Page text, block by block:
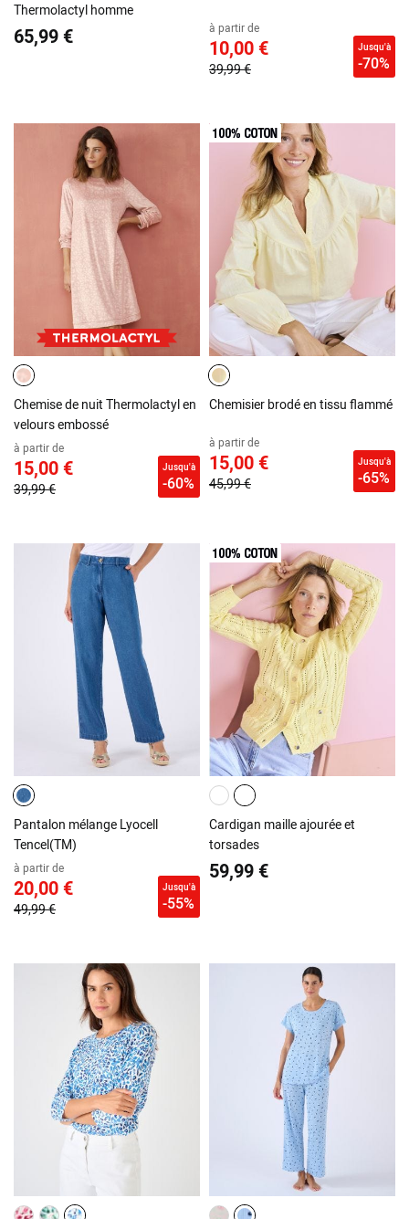
Thermolactyl homme
65,99 € à partir de
10,00 €
39,99 €
Jusqu'à
-70%
Chemise de nuit Thermolactyl en
velours embossé
à partir de
15,00 €
39,99 €
Jusqu'à
-60%
Chemisier brodé en tissu flammé
à partir de
15,00 €
45,99 €
Jusqu'à
-65%
Pantalon mélange Lyocell
Tencel(TM)
à partir de
20,00 €
49,99 €
Jusqu'à
-55%
Cardigan maille ajourée et
torsades
59,99 €